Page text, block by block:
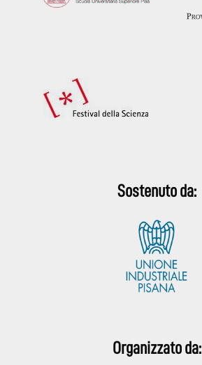
Sostenuto da:
Organizzato da: